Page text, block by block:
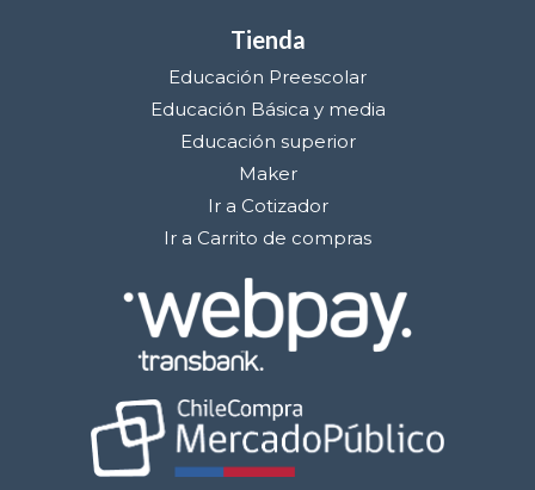
Tienda
Educación Preescolar
Educación Básica y media
Educación superior
Maker
Ir a Cotizador
Ir a Carrito de compras